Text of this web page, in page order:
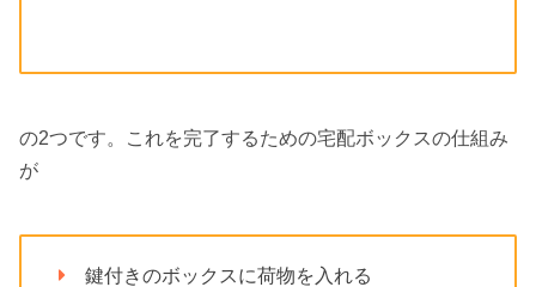
の2つです。これを完了するための宅配ボックスの仕組み
が
鍵付きのボックスに荷物を入れる